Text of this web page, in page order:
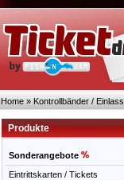
Home » Kontrollbänder /
Produkte
Sonderangebote
Eintrittskarten / Tickets